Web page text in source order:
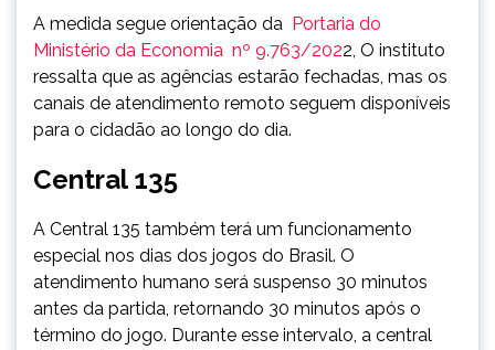
A medida segue orientação da Portaria do
Ministério da Economia nº 9.763/2022, O instituto
ressalta que as agências estarão fechadas, mas os
canais de atendimento remoto seguem disponíveis
para o cidadão ao longo do dia.
Central 135
A Central 135 também terá um funcionamento
especial nos dias dos jogos do Brasil. O
atendimento humano será suspenso 30 minutos
antes da partida, retornando 30 minutos após o
término do jogo. Durante esse intervalo, a central